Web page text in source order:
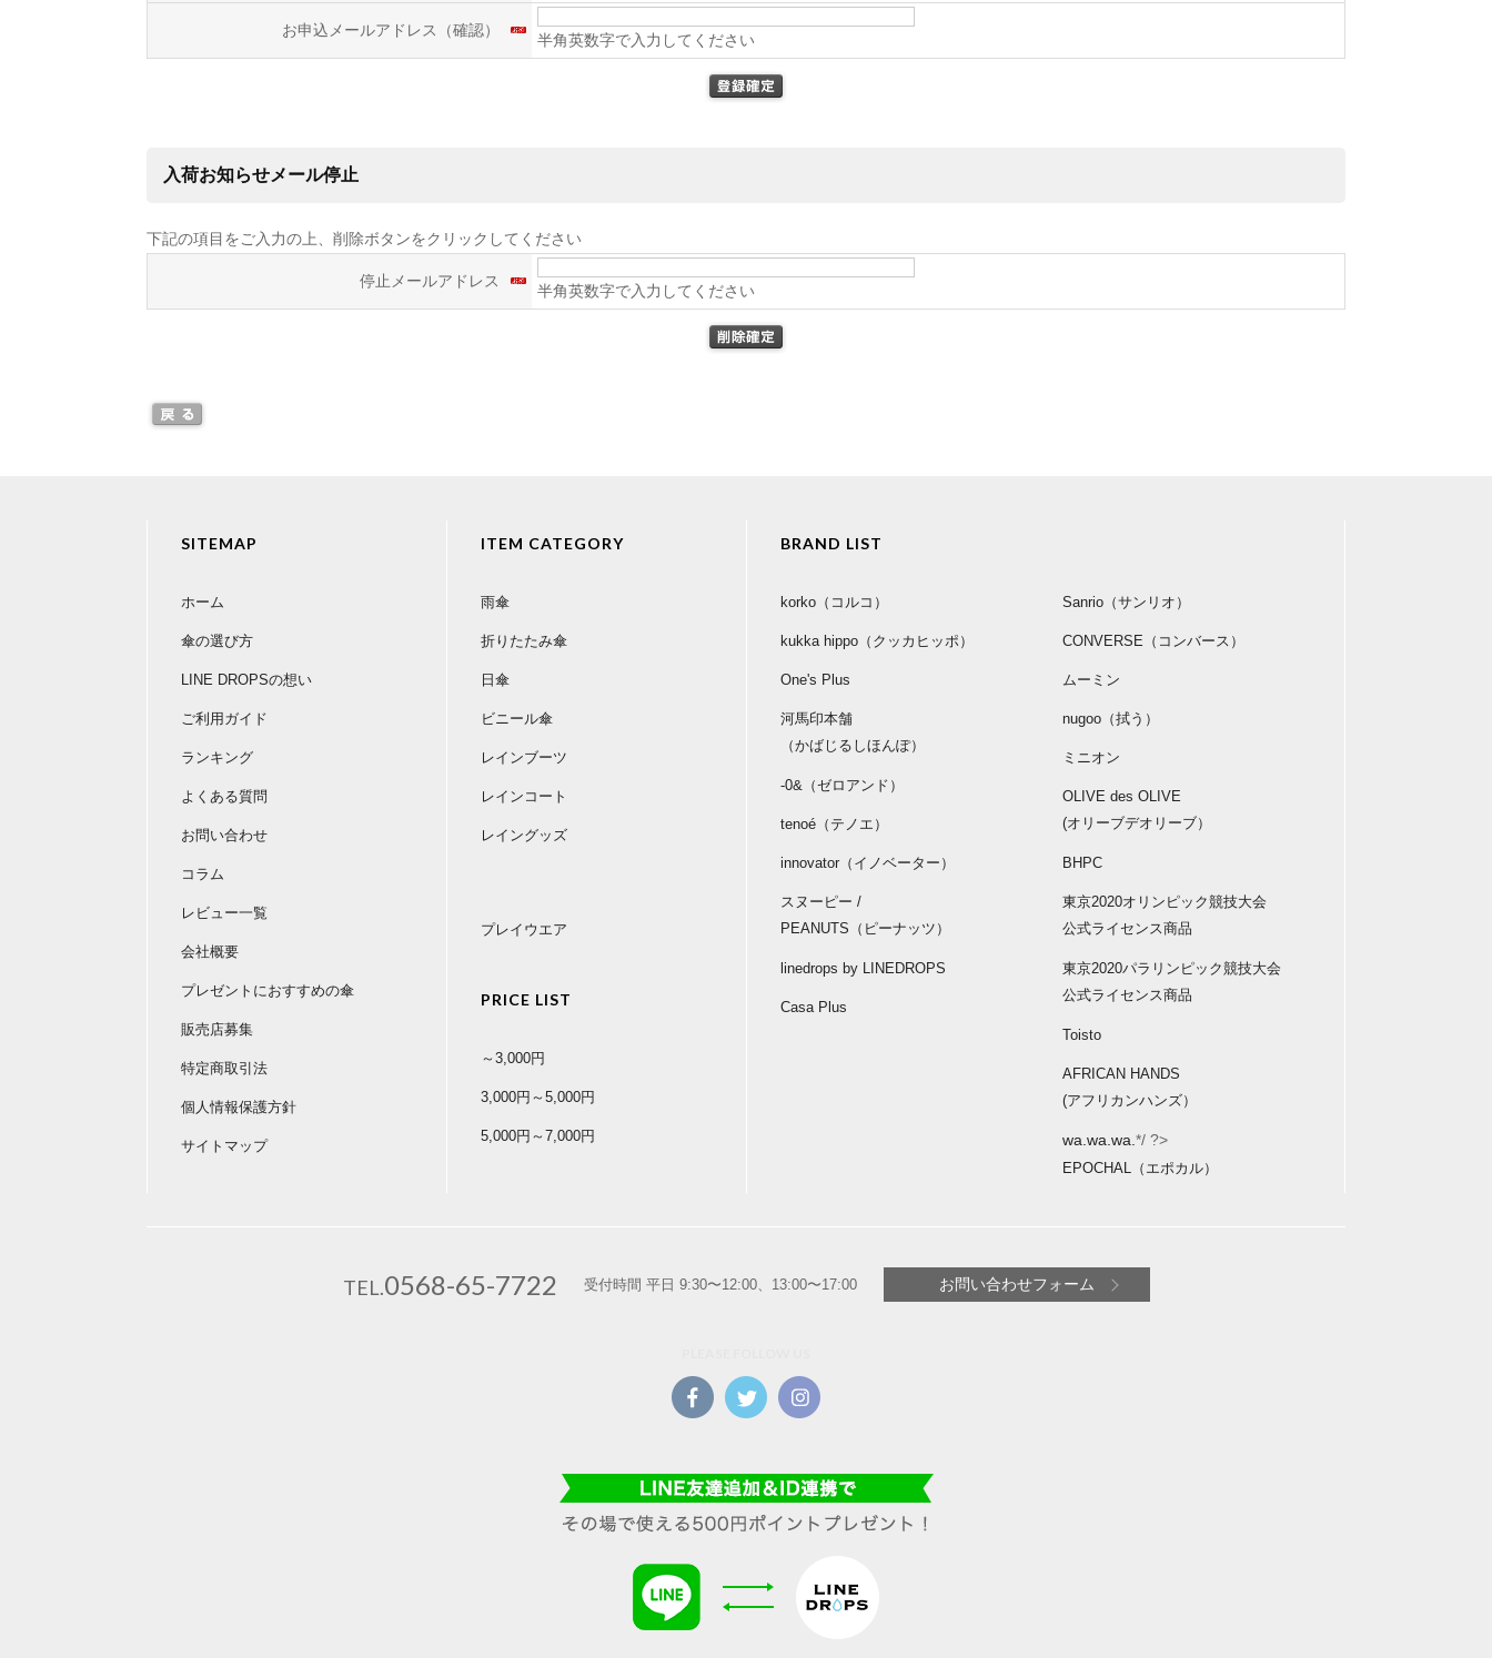
お申込メールアドレス（確認）
半角英数字で入力してください
入荷お知らせメール停止
下記の項目をご入力の上、削除ボタンをクリックしてください
停止メールアドレス
半角英数字で入力してください
SITEMAP
ホーム
傘の選び方
LINE DROPSの想い
ご利用ガイド
ランキング
よくある質問
お問い合わせ
コラム
レビュー一覧
会社概要
プレゼントにおすすめの傘
販売店募集
特定商取引法
個人情報保護方針
サイトマップ
ITEM CATEGORY
雨傘
折りたたみ傘
日傘
ビニール傘
レインブーツ
レインコート
レイングッズ
プレイウエア
PRICE LIST
～3,000円
3,000円～5,000円
5,000円～7,000円
BRAND LIST
korko（コルコ）
kukka hippo（クッカヒッポ）
One's Plus
河馬印本舗
（かばじるしほんぽ）
-0&（ゼロアンド）
tenoé（テノエ）
innovator（イノベーター）
スヌーピー /
PEANUTS（ピーナッツ）
linedrops by LINEDROPS
Casa Plus
Sanrio（サンリオ）
CONVERSE（コンバース）
ムーミン
nugoo（拭う）
ミニオン
OLIVE des OLIVE
(オリーブデオリーブ）
BHPC
東京2020オリンピック競技大会
公式ライセンス商品
東京2020パラリンピック競技大会
公式ライセンス商品
Toisto
AFRICAN HANDS
(アフリカンハンズ）
wa.wa.wa. */ ?>
EPOCHAL（エポカル）
TEL.0568-65-7722 受付時間 平日 9:30〜12:00、13:00〜17:00 お問い合わせフォーム